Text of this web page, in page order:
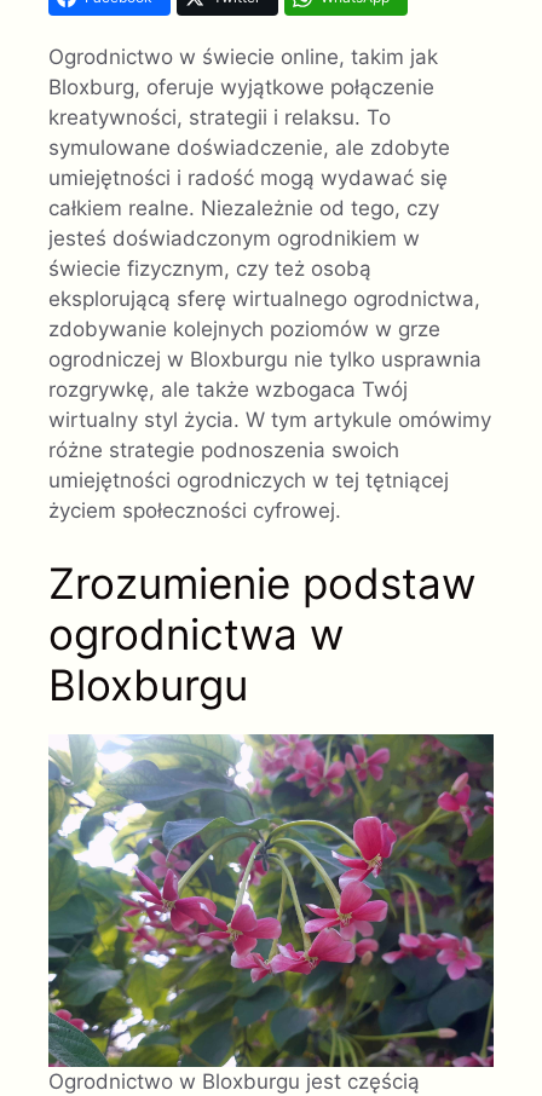
Ogrodnictwo w świecie online, takim jak
Bloxburg, oferuje wyjątkowe połączenie
kreatywności, strategii i relaksu. To
symulowane doświadczenie, ale zdobyte
umiejętności i radość mogą wydawać się
całkiem realne. Niezależnie od tego, czy
jesteś doświadczonym ogrodnikiem w
świecie fizycznym, czy też osobą
eksplorującą sferę wirtualnego ogrodnictwa,
zdobywanie kolejnych poziomów w grze
ogrodniczej w Bloxburgu nie tylko usprawnia
rozgrywkę, ale także wzbogaca Twój
wirtualny styl życia. W tym artykule omówimy
różne strategie podnoszenia swoich
umiejętności ogrodniczych w tej tętniącej
życiem społeczności cyfrowej.
Zrozumienie podstaw
ogrodnictwa w
Bloxburgu
Ogrodnictwo w Bloxburgu jest częścią